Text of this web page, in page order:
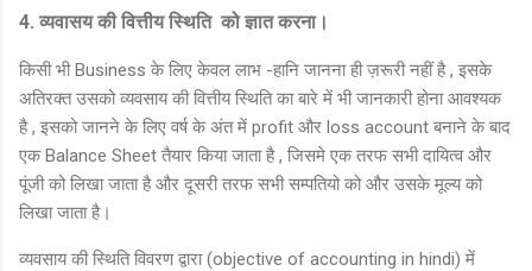
4. व्यवासय की वित्तीय स्थिति को ज्ञात करना।
किसी भी Business के लिए केवल लाभ -हानि जानना ही ज़रूरी नहीं है , इसके
अतिरक्त उसको व्यवसाय की वित्तीय स्थिति का बारे में भी जानकारी होना आवश्यक
है , इसको जानने के लिए वर्ष के अंत में profit और loss account बनाने के बाद
एक Balance Sheet तैयार किया जाता है , जिसमे एक तरफ सभी दायित्व और
पूंजी को लिखा जाता है और दूसरी तरफ सभी सम्पतियो को और उसके मूल्य को
लिखा जाता है।
व्यवसाय की स्थिति विवरण द्वारा (objective of accounting in hindi) में